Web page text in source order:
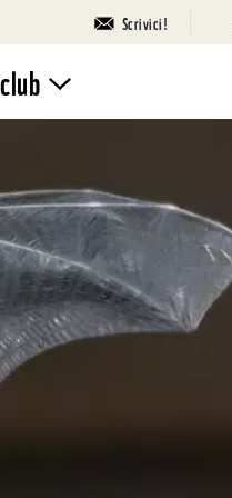
Scrivici!
Iscriviti
Campi
Natura
SuperPanda
Eventi